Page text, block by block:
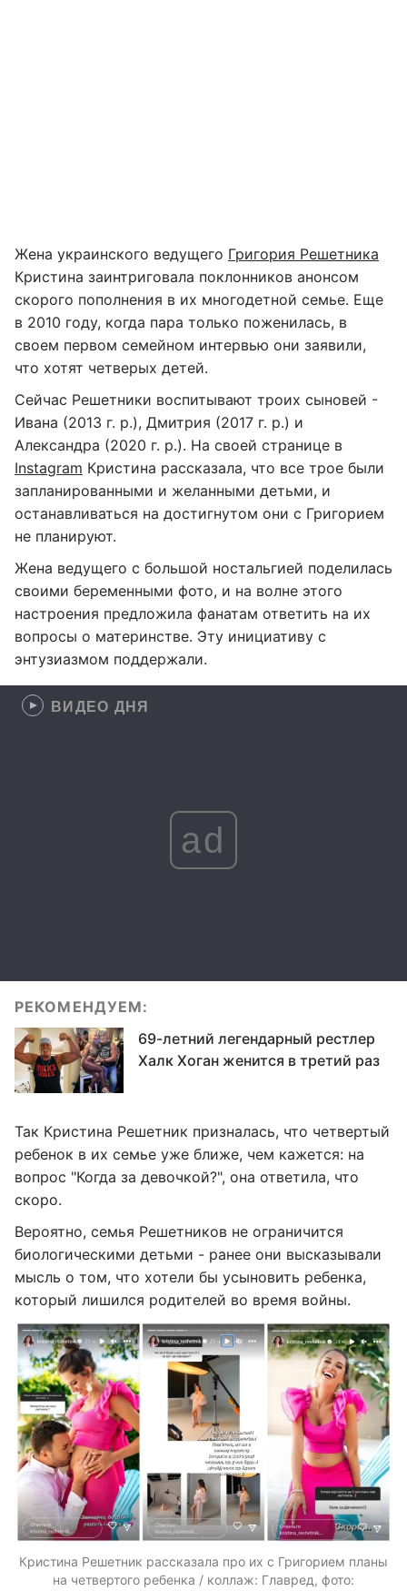
Жена украинского ведущего Григория Решетника
Кристина заинтриговала поклонников анонсом
скорого пополнения в их многодетной семье. Еще
в 2010 году, когда пара только поженилась, в
своем первом семейном интервью они заявили,
что хотят четверых детей.
Сейчас Решетники воспитывают троих сыновей -
Ивана (2013 г. р.), Дмитрия (2017 г. р.) и
Александра (2020 г. р.). На своей странице в
Instagram Кристина рассказала, что все трое были
запланированными и желанными детьми, и
останавливаться на достигнутом они с Григорием
не планируют.
Жена ведущего с большой ностальгией поделилась
своими беременными фото, и на волне этого
настроения предложила фанатам ответить на их
вопросы о материнстве. Эту инициативу с
энтузиазмом поддержали.
ВИДЕО ДНЯ
ad
РЕКОМЕНДУЕМ:
69-летний легендарный рестлер
Халк Хоган женится в третий раз
Так Кристина Решетник призналась, что четвертый
ребенок в их семье уже ближе, чем кажется: на
вопрос "Когда за девочкой?", она ответила, что
скоро.
Вероятно, семья Решетников не ограничится
биологическими детьми - ранее они высказывали
мысль о том, что хотели бы усыновить ребенка,
который лишился родителей во время войны.
Кристина Решетник рассказала про их с Григорием планы
на четвертого ребенка / коллаж: Главред, фото: